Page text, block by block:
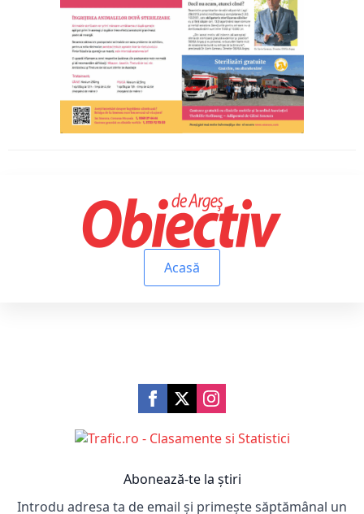
Acasă
Abonează-te la știri
Introdu adresa ta de email și primește săptămânal un